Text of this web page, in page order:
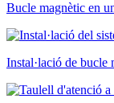
Bucle magnètic en
Instal·lació de